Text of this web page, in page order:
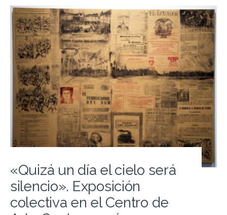
«Quizá un día el cielo será
silencio». Exposición
colectiva en el Centro de